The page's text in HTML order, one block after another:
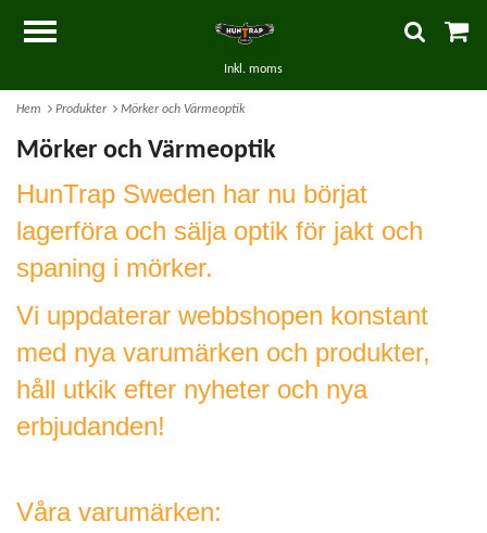
Hem Produkter Mörker och Värmeoptik
Mörker och Värmeoptik
HunTrap Sweden har nu börjat
lagerföra och sälja optik för jakt och
spaning i mörker.
Vi uppdaterar webbshopen konstant
med nya varumärken och produkter,
håll utkik efter nyheter och nya
erbjudanden!
Våra varumärken:
Inkl. moms